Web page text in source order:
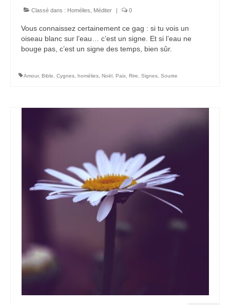
Classé dans : Homélies Méditer | 0
Vous connaissez certainement ce gag : si tu vois un
oiseau blanc sur l’eau… c’est un signe. Et si l’eau ne
bouge pas, c’est un signe des temps, bien sûr.
Amour, Bible Cygnes homélies Noël Paix Rire Signes Sourire